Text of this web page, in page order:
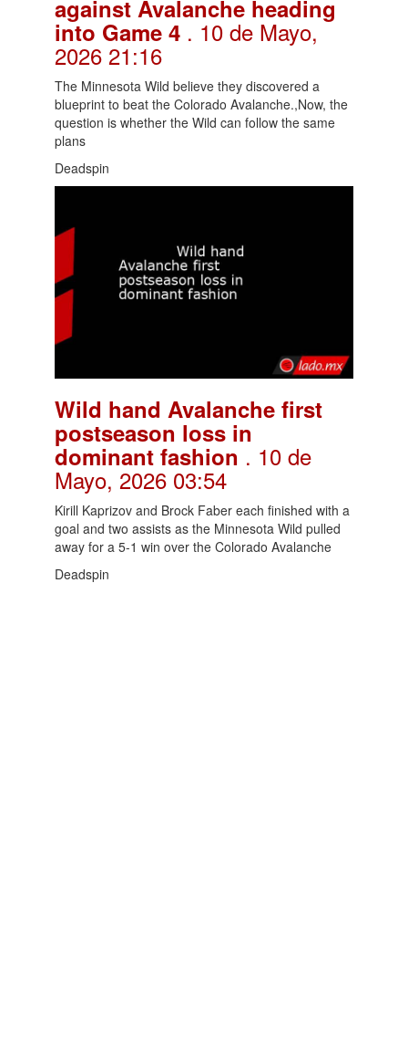
against Avalanche heading
into Game 4 . 10 de Mayo,
2026 21:16
The Minnesota Wild believe they discovered a
blueprint to beat the Colorado Avalanche.,Now, the
question is whether the Wild can follow the same
plans
Deadspin
Wild hand Avalanche first
postseason loss in
dominant fashion . 10 de
Mayo, 2026 03:54
Kirill Kaprizov and Brock Faber each finished with a
goal and two assists as the Minnesota Wild pulled
away for a 5-1 win over the Colorado Avalanche
Deadspin